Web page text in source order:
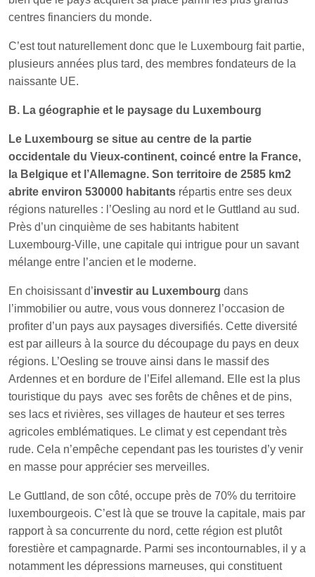
centres financiers du monde.
C’est tout naturellement donc que le Luxembourg fait partie,
plusieurs années plus tard, des membres fondateurs de la
naissante UE.
B. La géographie et le paysage du Luxembourg
Le Luxembourg se situe au centre de la partie
occidentale du Vieux-continent, coincé entre la France,
la Belgique et l’Allemagne. Son territoire de 2585 km2
abrite environ 530000 habitants répartis entre ses deux
régions naturelles : l’Oesling au nord et le Guttland au sud.
Près d’un cinquième de ses habitants habitent
Luxembourg-Ville, une capitale qui intrigue pour un savant
mélange entre l’ancien et le moderne.
En choisissant d’investir au Luxembourg dans
l’immobilier ou autre, vous vous donnerez l’occasion de
profiter d’un pays aux paysages diversifiés. Cette diversité
est par ailleurs à la source du découpage du pays en deux
régions. L’Oesling se trouve ainsi dans le massif des
Ardennes et en bordure de l’Eifel allemand. Elle est la plus
touristique du pays avec ses forêts de chênes et de pins,
ses lacs et rivières, ses villages de hauteur et ses terres
agricoles emblématiques. Le climat y est cependant très
rude. Cela n’empêche cependant pas les touristes d’y venir
en masse pour apprécier ses merveilles.
Le Guttland, de son côté, occupe près de 70% du territoire
luxembourgeois. C’est là que se trouve la capitale, mais par
rapport à sa concurrente du nord, cette région est plutôt
forestière et campagnarde. Parmi ses incontournables, il y a
notamment les dépressions marneuses, qui constituent